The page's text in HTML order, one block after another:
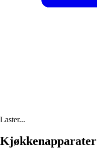
Laster...
Kjøkkenapparater